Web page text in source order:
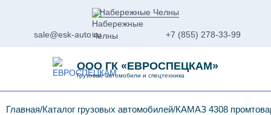
Набережные Челны
sale@esk-auto.ru +7 (855) 278-33-99
ООО ГК «ЕВРОСПЕЦКАМ»
Грузовые автомобили и спецтехника
Главная Каталог грузовых автомобилей КАМАЗ 4308